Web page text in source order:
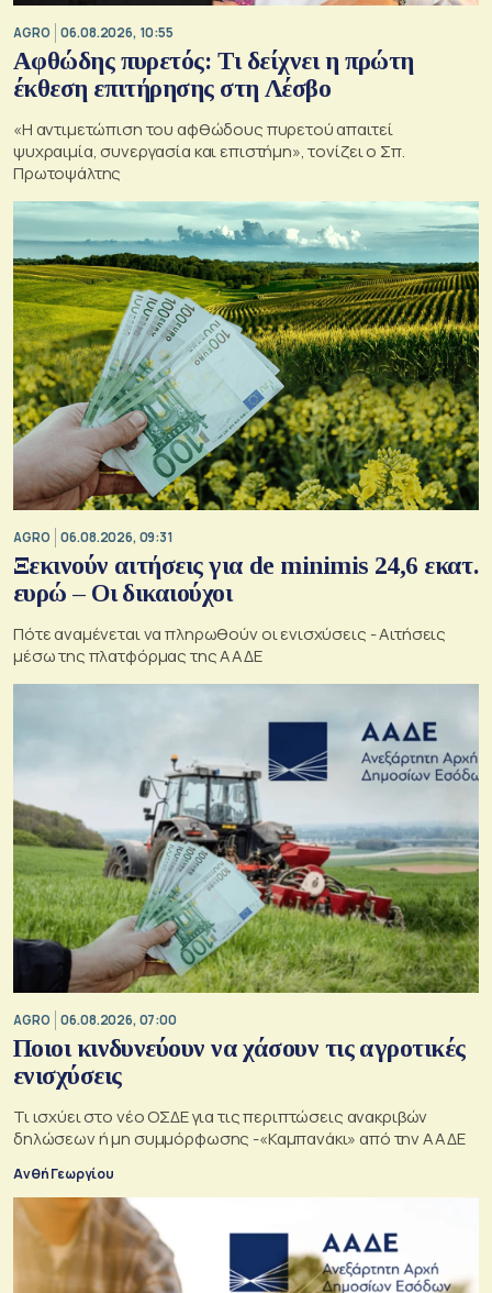
AGRO 06.08.2026, 10:55
Αφθώδης πυρετός: Τι δείχνει η πρώτη
έκθεση επιτήρησης στη Λέσβο
«Η αντιμετώπιση του αφθώδους πυρετού απαιτεί
ψυχραιμία, συνεργασία και επιστήμη», τονίζει ο Σπ.
Πρωτοψάλτης
AGRO 06.08.2026, 09:31
Ξεκινούν αιτήσεις για de minimis 24,6 εκατ.
ευρώ – Οι δικαιούχοι
Πότε αναμένεται να πληρωθούν οι ενισχύσεις - Αιτήσεις
μέσω της πλατφόρμας της ΑΑΔΕ
AGRO 06.08.2026, 07:00
Ποιοι κινδυνεύουν να χάσουν τις αγροτικές
ενισχύσεις
Τι ισχύει στο νέο ΟΣΔΕ για τις περιπτώσεις ανακριβών
δηλώσεων ή μη συμμόρφωσης -«Καμπανάκι» από την ΑΑΔΕ
Ανθή Γεωργίου